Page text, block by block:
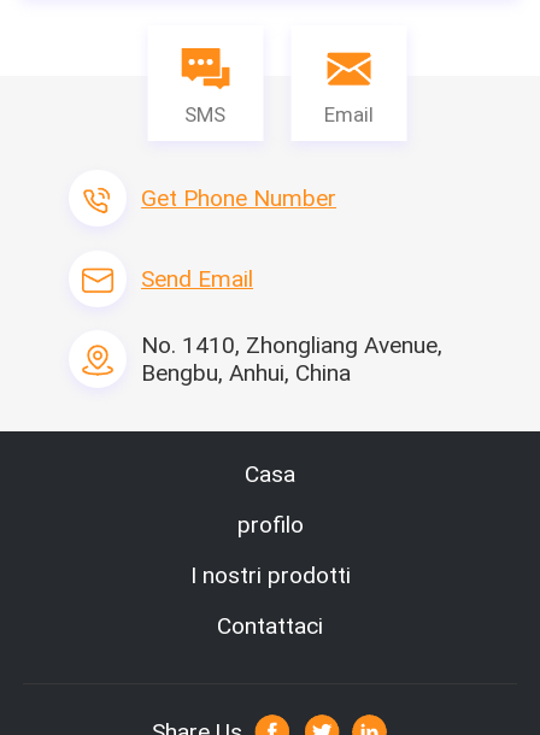
SMS Email
Get Phone Number
Send Email
No. 1410, Zhongliang Avenue,
Bengbu, Anhui, China
Casa
profilo
I nostri prodotti
Contattaci